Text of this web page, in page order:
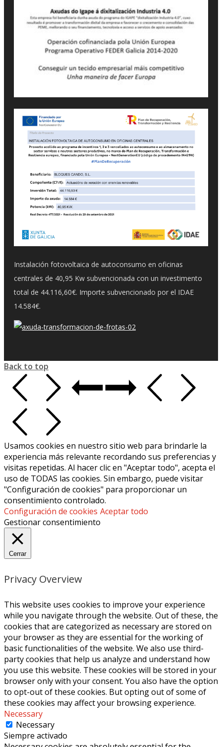
Instalación fotovoltaica de autoconsumo en oficinas
centrales de 40,95 Kw subvencionada con un investimento
total de 44.116,60€. Importe subvencionado por el IDAE
14.584€.
Back to top
Usamos cookies en nuestro sitio web para brindarle la
experiencia más relevante recordando sus preferencias y
visitas repetidas. Al hacer clic en "Aceptar todo", acepta el
uso de TODAS las cookies. Sin embargo, puede visitar
"Configuración de cookies" para proporcionar un
consentimiento controlado.
Configuración de cookies Aceptar todo
Gestionar consentimiento
Cerrar
Privacy Overview
This website uses cookies to improve your experience
while you navigate through the website. Out of these, the
cookies that are categorized as necessary are stored on
your browser as they are essential for the working of
basic functionalities of the website. We also use third-
party cookies that help us analyze and understand how
you use this website. These cookies will be stored in your
browser only with your consent. You also have the option
to opt-out of these cookies. But opting out of some of
these cookies may affect your browsing experience.
Necessary
Necessary
Siempre activado